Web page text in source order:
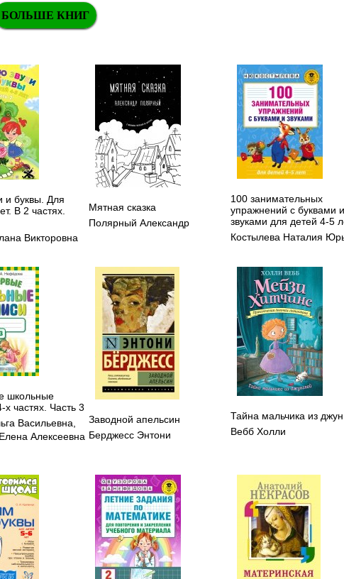
БОЛЬШЕ КНИГ
и буквы. Для
В 2 частях.
Викторовна
Мятная сказка
Полярный Александр
100 занимательных
упражнений с буквами и
звуками для детей 4-5
Костылева Наталия
школьные
х частях. Часть 3
Васильевна
Алексеевна
Заводной апельсин
Берджесс Энтони
Тайна мальчика из
Вебб Холли